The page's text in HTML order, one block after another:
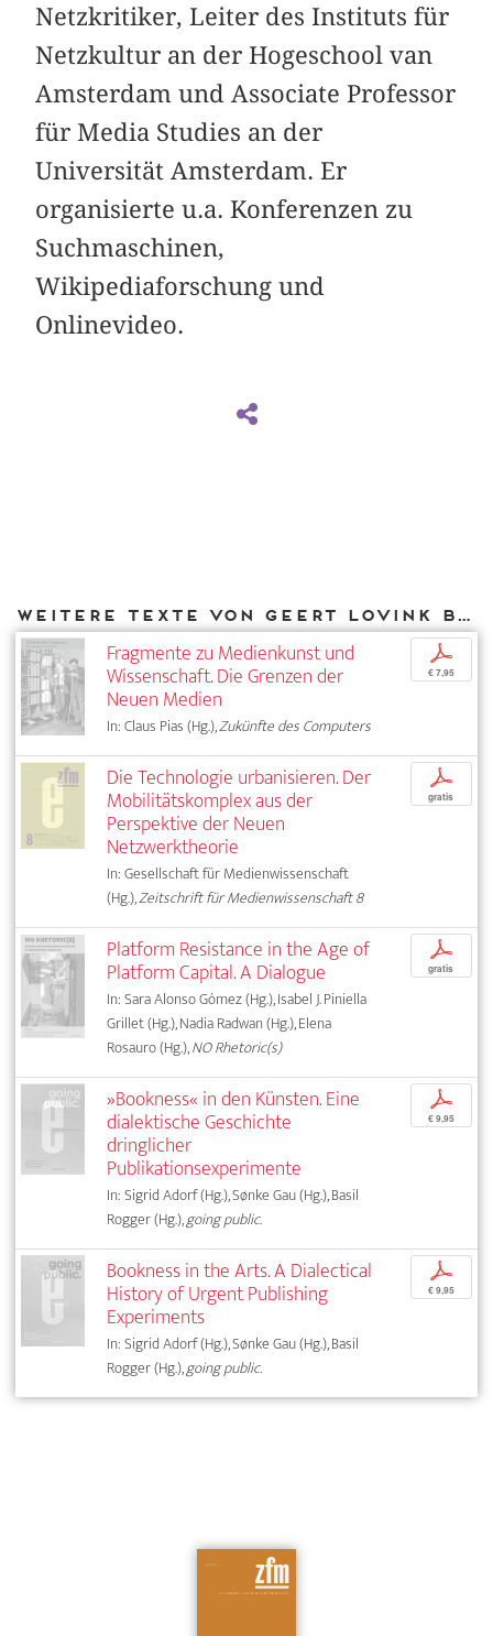
Netzkritiker, Leiter des Instituts für
Netzkultur an der Hogeschool van
Amsterdam und Associate Professor
für Media Studies an der
Universität Amsterdam. Er
organisierte u.a. Konferenzen zu
Suchmaschinen,
Wikipediaforschung und
Onlinevideo.
Weitere Texte von Geert Lovink bei DIAPHANES
Fragmente zu Medienkunst und
Wissenschaft. Die Grenzen der
Neuen Medien
In: Claus Pias (Hg.),Zukünfte des Computers
p
€ 7,95
Die Technologie urbanisieren. Der
Mobilitätskomplex aus der
Perspektive der Neuen
Netzwerktheorie
In: Gesellschaft für Medienwissenschaft
(Hg.),Zeitschrift für Medienwissenschaft 8
p
gratis
Platform Resistance in the Age of
Platform Capital. A Dialogue
In: Sara Alonso Gómez (Hg.), Isabel J. Piniella
Grillet (Hg.), Nadia Radwan (Hg.), Elena
Rosauro (Hg.),NO Rhetoric(s)
p
gratis
»Bookness« in den Künsten. Eine
dialektische Geschichte
dringlicher
Publikationsexperimente
In: Sigrid Adorf (Hg.), Sønke Gau (Hg.), Basil
Rogger (Hg.),going public.
p
€ 9,95
Bookness in the Arts. A Dialectical
History of Urgent Publishing
Experiments
In: Sigrid Adorf (Hg.), Sønke Gau (Hg.), Basil
Rogger (Hg.),going public.
p
€ 9,95